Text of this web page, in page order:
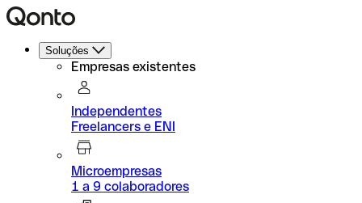
Soluções
Empresas existentes
Independentes
Freelancers e ENI
Microempresas
1 a 9 colaboradores